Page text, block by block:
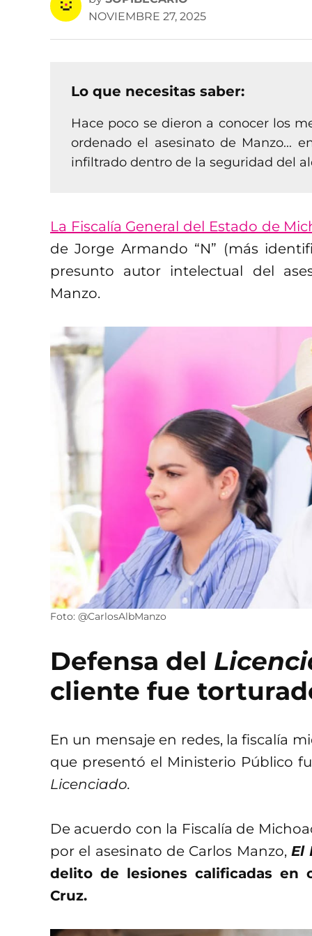
NOVIEMBRE 27, 2025
Lo que necesitas saber:
Hace poco se dieron a conocer los
ordenado el asesinato de Manzo...
infiltrado dentro de la seguridad del
La Fiscalía General del Estado de
de Jorge Armando “N” (más
presunto autor intelectual del
Manzo.
Foto: @CarlosAlbManzo
Defensa del
cliente fue
En un mensaje en redes, la fiscalía
que presentó el Ministerio Público
Licenciado.
De acuerdo con la Fiscalía de
por el asesinato de Carlos Manzo, El
delito de lesiones calificadas
Cruz.